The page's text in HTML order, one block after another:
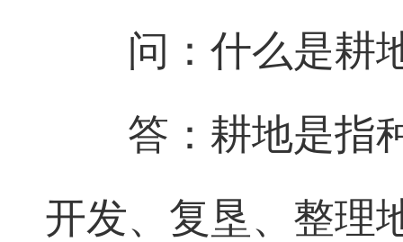
问：什么是耕
答：耕地是指
开发、复垦、整理